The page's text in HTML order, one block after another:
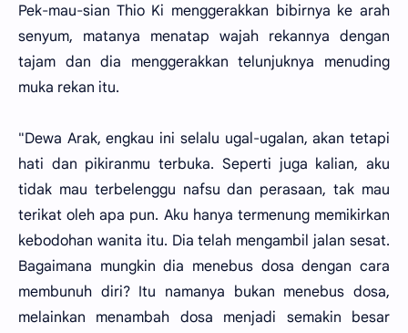
Pek-mau-sian Thio Ki menggerakkan bibirnya ke arah
senyum, matanya menatap wajah rekannya dengan
tajam dan dia menggerakkan telunjuknya menuding
muka rekan itu.
"Dewa Arak, engkau ini selalu ugal-ugalan, akan tetapi
hati dan pikiranmu terbuka. Seperti juga kalian, aku
tidak mau terbelenggu nafsu dan perasaan, tak mau
terikat oleh apa pun. Aku hanya termenung memikirkan
kebodohan wanita itu. Dia telah mengambil jalan sesat.
Bagaimana mungkin dia menebus dosa dengan cara
membunuh diri? Itu namanya bukan menebus dosa,
melainkan menambah dosa menjadi semakin besar